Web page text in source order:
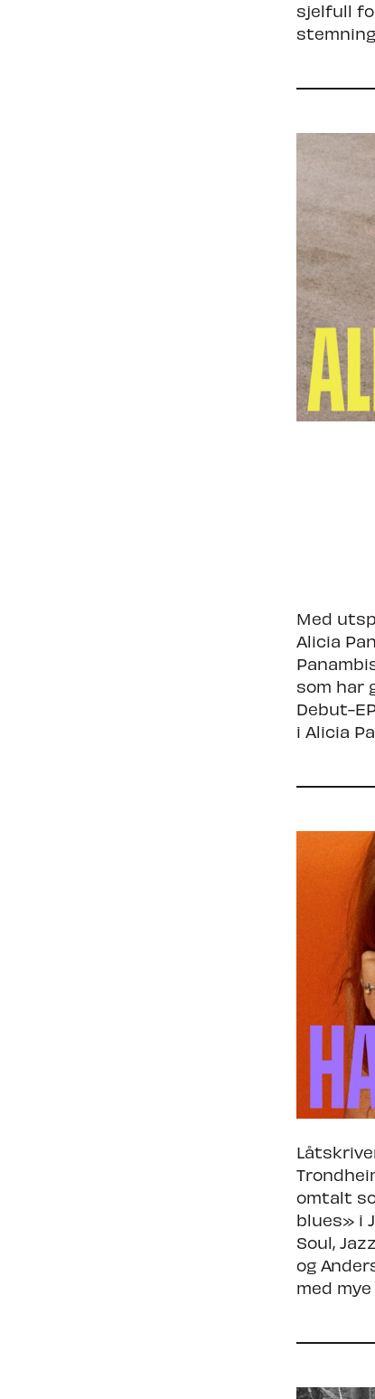
sjelfull
Med
Alicia
som har
Debut-
i Alicia
omtalt
blues» i
Soul,
og
med